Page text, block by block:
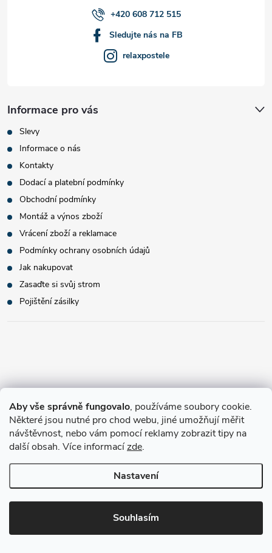
Aby vše správně fungovalo, používáme soubory cookie.
Některé jsou nutné pro chod webu, jiné umožňují měřit
návštěvnost, nebo vám pomocí reklamy zobrazit tipy na
další obsah. Více informacízde.
Nastavení
Souhlasím
+420 608 712 515
Sledujte nás na FB
relaxpostele
Informace pro vás
Slevy
Informace o nás
Kontakty
Dodací a platební podmínky
Obchodní podmínky
Montáž a výnos zboží
Vrácení zboží a reklamace
Podmínky ochrany osobních údajů
Jak nakupovat
Zasaďte si svůj strom
Pojištění zásilky